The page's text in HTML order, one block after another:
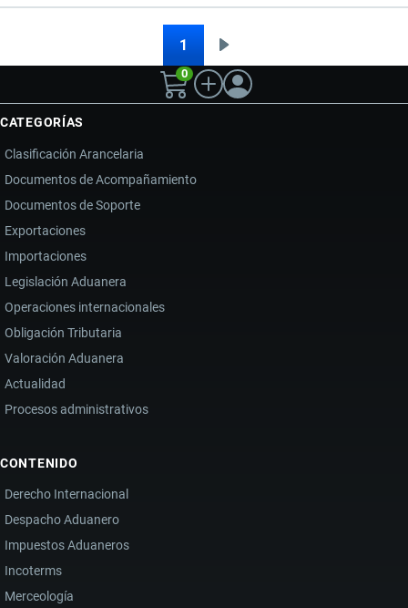
AVÍCOLA
CONSECUENCIAS
EFECTOS
ECONÓMICOS
1
página
0
CATEGORÍAS
Clasificación Arancelaria
Documentos de Acompañamiento
Documentos de Soporte
Exportaciones
Importaciones
Legislación Aduanera
Operaciones internacionales
Obligación Tributaria
Valoración Aduanera
Actualidad
Procesos administrativos
CONTENIDO
Derecho Internacional
Despacho Aduanero
Impuestos Aduaneros
Incoterms
Merceología